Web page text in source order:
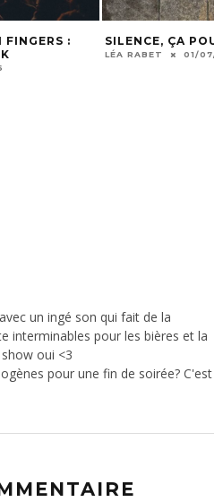
POUSSE… DANS LE BITUME
un ingé son qui fait de la
interminables pour les bières et la
oui <3
pour une fin de soirée? C'est